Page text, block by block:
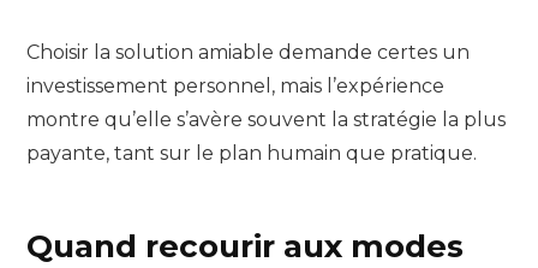
Choisir la solution amiable demande certes un
investissement personnel, mais l’expérience
montre qu’elle s’avère souvent la stratégie la plus
payante, tant sur le plan humain que pratique.
Quand recourir aux modes